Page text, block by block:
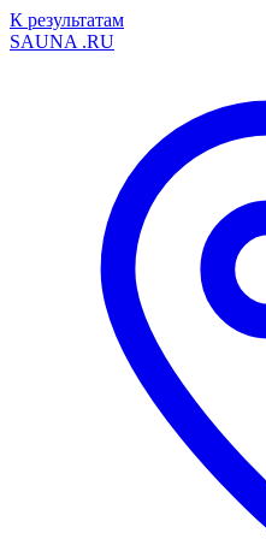
К результатам
SAUNA .RU